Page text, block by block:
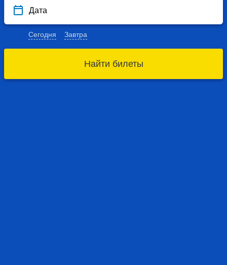
Дата
Сегодня Завтра
Найти билеты